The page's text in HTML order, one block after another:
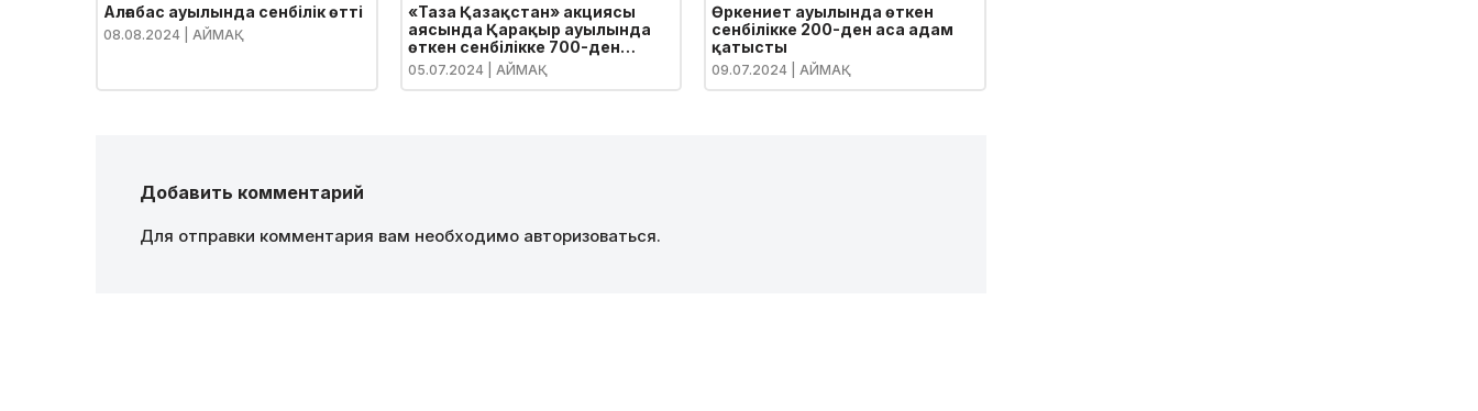
Алғабас ауылында сенбілік өтті
08.08.2024 | АЙМАҚ
«Таза Қазақстан» акциясы
аясында Қарақыр ауылында
өткен сенбілікке 700-ден
астам адам қатысты
05.07.2024| АЙМАҚ
Өркениет ауылында өткен
сенбілікке 200-ден аса адам
қатысты
09.07.2024 | АЙМАҚ
Добавить комментарий
Для отправки комментария вам необходимо авторизоваться.